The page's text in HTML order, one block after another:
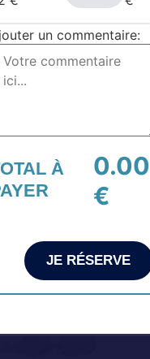
un commentaire:
À
0.00
€
JE RÉSERVE